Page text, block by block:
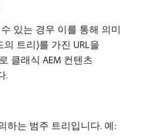
있는 경우 이를 통해 의미
의 트리)를 가진 URL을
클래식 AEM 컨텐츠
.
하는 범주 트리입니다. 예: